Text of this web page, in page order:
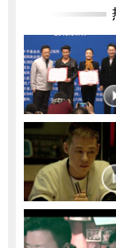
上海迪士尼旗舰店开门迎客